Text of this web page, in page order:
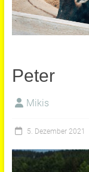
Peter
Mikis
5. Dezember 2021